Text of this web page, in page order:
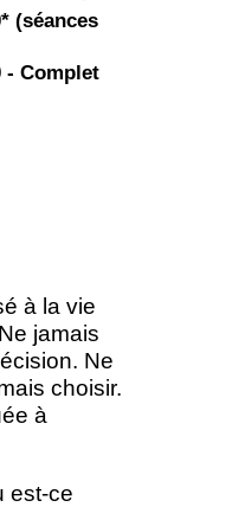
(séances
- Complet
à la vie
jamais
Ne
choisir.
à
est-ce